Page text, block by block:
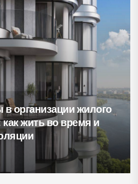
организации жилого
как жить во время и